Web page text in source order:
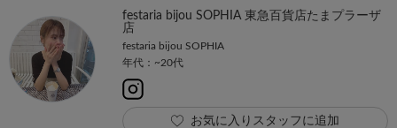
festaria bijou SOPHIA 東急百貨店たまプラーザ
店
festaria bijou SOPHIA
年代：~20代
お気に入りスタッフに追加